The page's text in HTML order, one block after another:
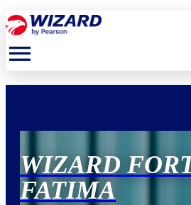
menu
WIZARD
FATIMA